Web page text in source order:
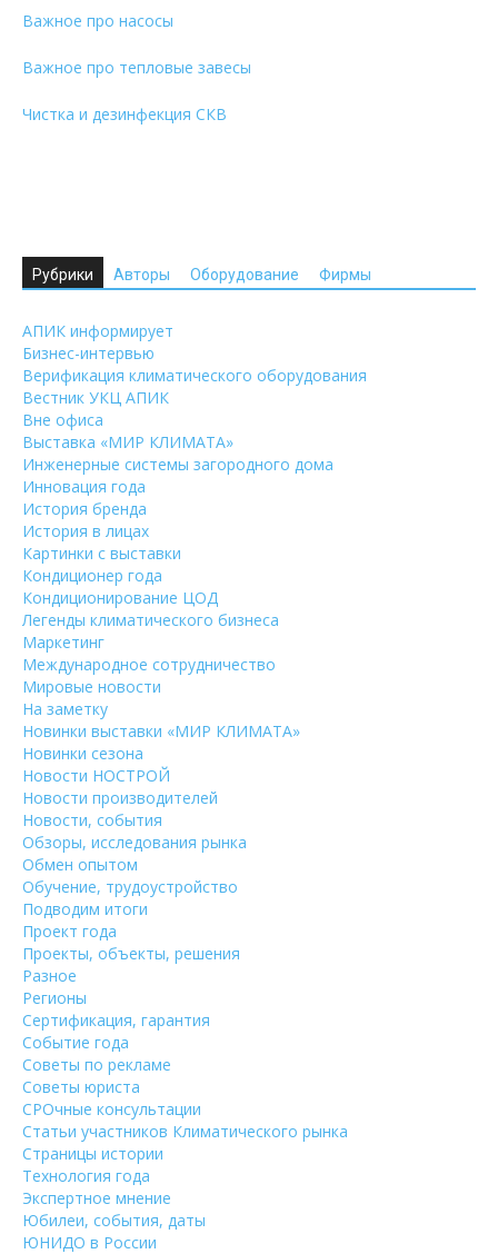
Важное про насосы
Важное про тепловые завесы
Чистка и дезинфекция СКВ
Рубрики Авторы Оборудование Фирмы
АПИК информирует
Бизнес-интервью
Верификация климатического оборудования
Вестник УКЦ АПИК
Вне офиса
Выставка «МИР КЛИМАТА»
Инженерные системы загородного дома
Инновация года
История бренда
История в лицах
Картинки с выставки
Кондиционер года
Кондиционирование ЦОД
Легенды климатического бизнеса
Маркетинг
Международное сотрудничество
Мировые новости
На заметку
Новинки выставки «МИР КЛИМАТА»
Новинки сезона
Новости НОСТРОЙ
Новости производителей
Новости, события
Обзоры, исследования рынка
Обмен опытом
Обучение, трудоустройство
Подводим итоги
Проект года
Проекты, объекты, решения
Разное
Регионы
Сертификация, гарантия
Событие года
Советы по рекламе
Советы юриста
СРОчные консультации
Статьи участников Климатического рынка
Страницы истории
Технология года
Экспертное мнение
Юбилеи, события, даты
ЮНИДО в России